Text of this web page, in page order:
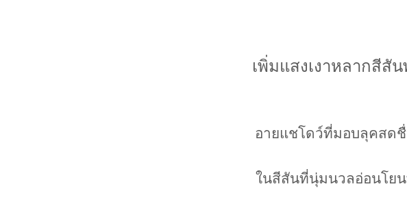
เพิ่มแสงเงาหลากสีสั
อายแชโดว์ที่มอบลุคสด
ในสีสันที่นุ่มนวลอ่อนโย